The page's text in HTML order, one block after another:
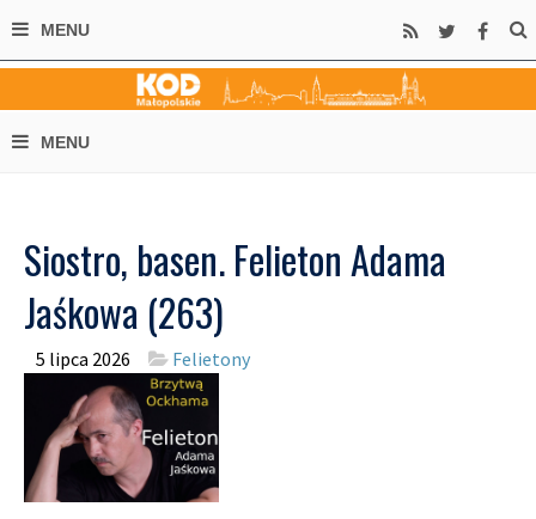
Siostro, basen. Felieton Adama
Jaśkowa (263)
5 lipca 2026 Felietony